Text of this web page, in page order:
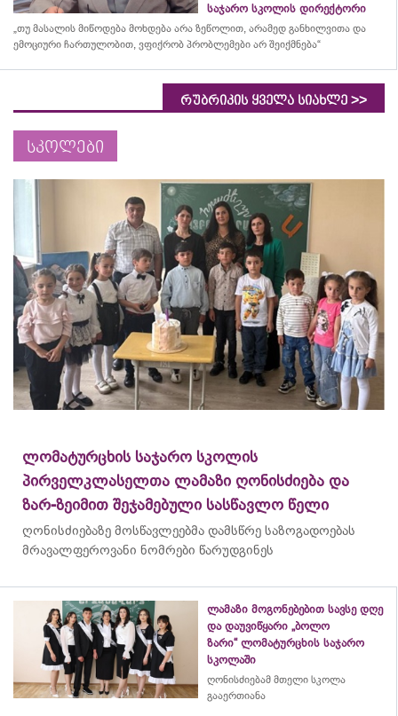
საჯარო სკოლის დირექტორი
„თუ მასალის მიწოდება მოხდება არა ზეწოლით, არამედ განხილვითა და
ემოციური ჩართულობით, ვფიქრობ პრობლემები არ შეიქმნება“
რუბრიკის ყველა სიახლე >>
სკოლები
ლომატურცხის საჯარო სკოლის
პირველკლასელთა ლამაზი ღონისძიება და
ზარ-ზეიმით შეჯამებული სასწავლო წელი
ღონისძიებაზე მოსწავლეებმა დამსწრე საზოგადოებას
მრავალფეროვანი ნომრები წარუდგინეს
ლამაზი მოგონებებით სავსე დღე
და დაუვიწყარი „ბოლო
ზარი“ ლომატურცხის საჯარო
სკოლაში
ღონისძიებამ მთელი სკოლა
გააერთიანა